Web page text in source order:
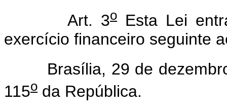
Art. 3o Esta Lei
exercício financeiro seguinte
Brasília, 29 de dezembro
115o da República.